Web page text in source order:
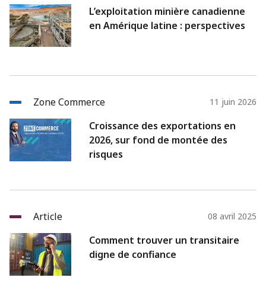
L’exploitation minière canadienne
en Amérique latine : perspectives
Zone Commerce 11 juin 2026
Croissance des exportations en
2026, sur fond de montée des
risques
Article 08 avril 2025
Comment trouver un transitaire
digne de confiance